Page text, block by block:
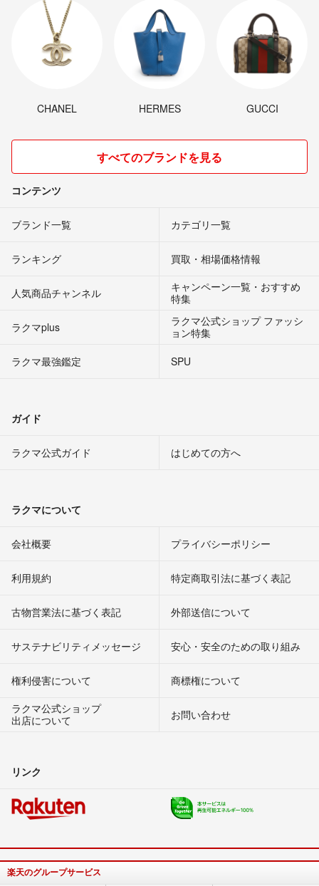
CHANEL HERMES GUCCI
すべてのブランドを見る
コンテンツ
ブランド一覧 カテゴリ一覧
ランキング 買取・相場価格情報
人気商品チャンネル
キャンペーン一覧・おすすめ
特集
ラクマplus
ラクマ公式ショップ ファッシ
ョン特集
ラクマ最強鑑定
SPU
ガイド
ラクマ公式ガイド はじめての方へ
ラクマについて
会社概要 プライバシーポリシー
利用規約 特定商取引法に基づく表記
古物営業法に基づく表記 外部送信について
サステナビリティメッセージ 安心・安全のための取り組み
権利侵害について
商標権について
ラクマ公式ショップ
出店について
お問い合わせ
リンク
楽天のグループサービス